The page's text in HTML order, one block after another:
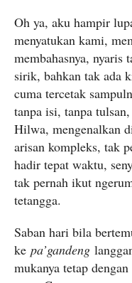
Oh ya, aku hampir
menyatukan kami,
membahasnya, nyaris
sirik, bahkan tak ada
cuma tercetak
tanpa isi, tanpa
Hilwa, mengenalkan
arisan kompleks, tak
hadir tepat waktu,
tak pernah ikut
tetangga.
Saban hari bila
ke pa’gandeng
mukanya tetap